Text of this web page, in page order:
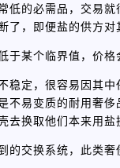
低的必需品，交易
，即便盐的供方
于某个临界值，价
稳定，很容易因其
不易变质的耐用奢
换取他们本来用盐
交换系统，此类